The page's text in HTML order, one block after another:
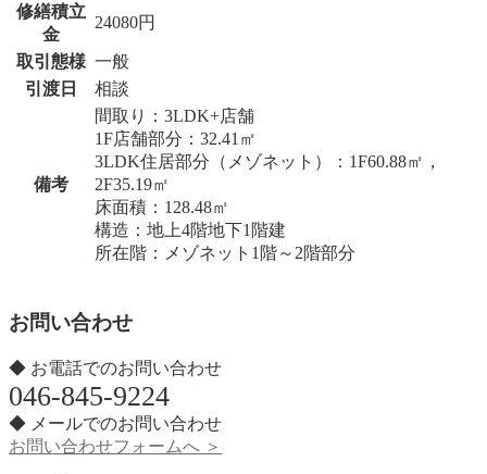
修繕積立
金
24080円
取引態様 一般
引渡日
相談
備考
間取り：3LDK+店舗
1F店舗部分：32.41㎡
3LDK住居部分（メゾネット）：1F60.88㎡，
2F35.19㎡
床面積：128.48㎡
構造：地上4階地下1階建
所在階：メゾネット1階～2階部分
お問い合わせ
◆ お電話でのお問い合わせ
046-845-9224
◆ メールでのお問い合わせ
お問い合わせフォームへ ＞